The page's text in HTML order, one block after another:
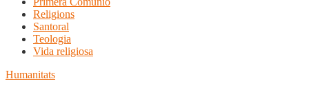
Religions
Santoral
Teologia
Vida religiosa
Humanitats